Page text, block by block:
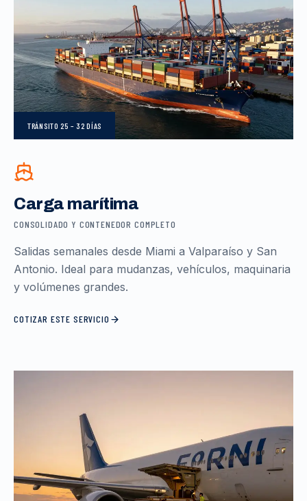
TRÁNSITO 25 – 32 DÍAS
Carga marítima
CONSOLIDADO Y CONTENEDOR COMPLETO
Salidas semanales desde Miami a Valparaíso y San
Antonio. Ideal para mudanzas, vehículos, maquinaria
y volúmenes grandes.
COTIZAR ESTE SERVICIO